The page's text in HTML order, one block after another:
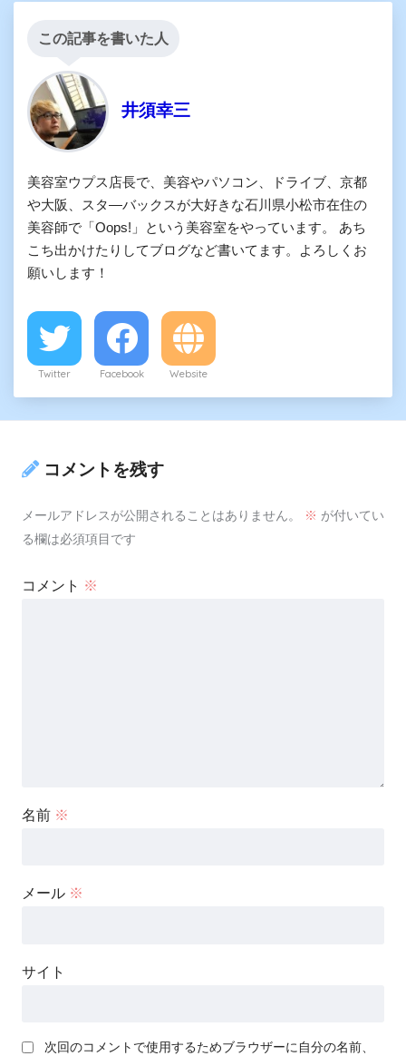
この記事を書いた人
井須幸三
美容室ウプス店長で、美容やパソコン、ドライブ、京都
や大阪、スタ―バックスが大好きな石川県小松市在住の
美容師で「Oops!」という美容室をやっています。 あち
こち出かけたりしてブログなど書いてます。よろしくお
願いします！
Twitter Facebook Website
コメントを残す
メールアドレスが公開されることはありません。 ※ が付いてい
る欄は必須項目です
コメント ※
名前 ※
メール ※
サイト
次回のコメントで使用するためブラウザーに自分の名前、